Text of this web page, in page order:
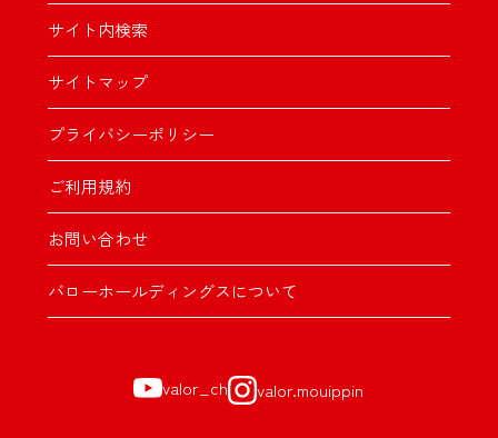
サイト内検索
サイトマップ
プライバシーポリシー
ご利用規約
お問い合わせ
バローホールディングスについて
valor_ch valor.mouippin